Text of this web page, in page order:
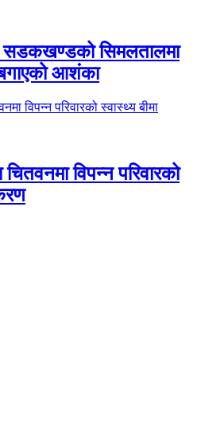
सडकखण्डको सिमलतालमा
आशंका
चितवनमा विपन्न परिवारको